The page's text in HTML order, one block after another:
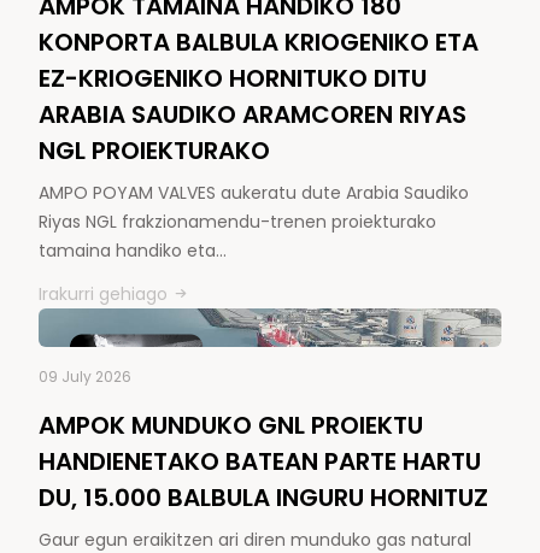
KONPORTA BALBULA KRIOGENIKO ETA
EZ-KRIOGENIKO HORNITUKO DITU
ARABIA SAUDIKO ARAMCOREN RIYAS
NGL PROIEKTURAKO
AMPO POYAM VALVES aukeratu dute Arabia Saudiko
Riyas NGL frakzionamendu-trenen proiekturako
tamaina handiko eta…
Irakurri gehiago
09 July 2026
AMPOK MUNDUKO GNL PROIEKTU
HANDIENETAKO BATEAN PARTE HARTU
DU, 15.000 BALBULA INGURU HORNITUZ
Gaur egun eraikitzen ari diren munduko gas natural